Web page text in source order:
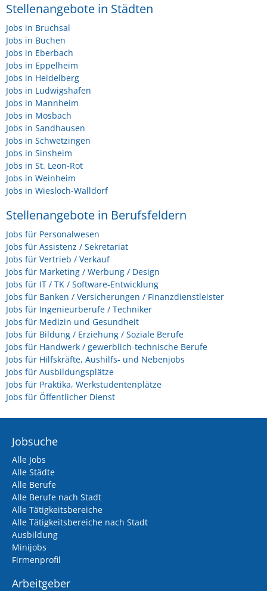
Stellenangebote in Städten
Jobs in Bruchsal
Jobs in Buchen
Jobs in Eberbach
Jobs in Eppelheim
Jobs in Heidelberg
Jobs in Ludwigshafen
Jobs in Mannheim
Jobs in Mosbach
Jobs in Sandhausen
Jobs in Schwetzingen
Jobs in Sinsheim
Jobs in St. Leon-Rot
Jobs in Weinheim
Jobs in Wiesloch-Walldorf
Stellenangebote in Berufsfeldern
Jobs für Personalwesen
Jobs für Assistenz / Sekretariat
Jobs für Vertrieb / Verkauf
Jobs für Marketing / Werbung / Design
Jobs für IT / TK / Software-Entwicklung
Jobs für Banken / Versicherungen / Finanzdienstleister
Jobs für Ingenieurberufe / Techniker
Jobs für Medizin und Gesundheit
Jobs für Bildung / Erziehung / Soziale Berufe
Jobs für Handwerk / gewerblich-technische Berufe
Jobs für Hilfskräfte, Aushilfs- und Nebenjobs
Jobs für Ausbildungsplätze
Jobs für Praktika, Werkstudentenplätze
Jobs für Öffentlicher Dienst
Jobsuche
Alle Jobs
Alle Städte
Alle Berufe
Alle Berufe nach Stadt
Alle Tätigkeitsbereiche
Alle Tätigkeitsbereiche nach Stadt
Ausbildung
Minijobs
Firmenprofil
Arbeitgeber